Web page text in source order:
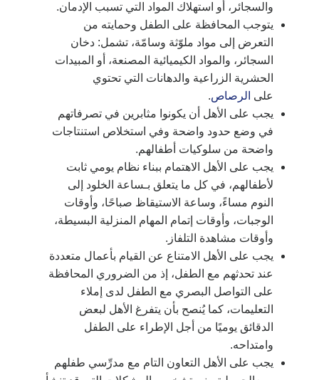
والسجائر، أو استهلاك المواد التي تسبب الإدمان.
يتوجب المحافظة على الطفل وحمايته من
التعرض إلى مواد ملوّثة وسامّة، تشمل: دخان
السجائر، والمواد الكيميائية المصنعة، أو المبيدات
الحشرية الزراعية والدهانات التي تحتوي
على الرصاص.
يجب على الأهل أن يكونوا مثابرين في تصرفاتهم
في وضع حدود واضحة وفي استخلاص استنتاجات
واضحة من سلوكيات أطفالهم.
يجب على الأهل الاهتمام ببناء نظام يومي ثابت
لأطفالهم، في كل ما يتعلق بـساعة الخلود إلى
النوم مساءً، وساعة الاستيقاظ صباحًا، وأوقات
الوجبات، وأوقات إتمام المهام المنزلية البسيطة،
وأوقات مشاهدة التلفاز.
يجب على الأهل الامتناع عن القيام بأعمال متعددة
عند تحدثهم مع الطفل، إذ من الضروري المحافظة
على التواصل البصري مع الطفل لدى إملاء
التعليمات، كما يُنصح بأن يتفرغ الأهل لبعض
الدقائق يوميًا من أجل الإطراء على الطفل
وامتداحه.
يجب على الأهل التعاون التام مع مدرِّسي طفلهم